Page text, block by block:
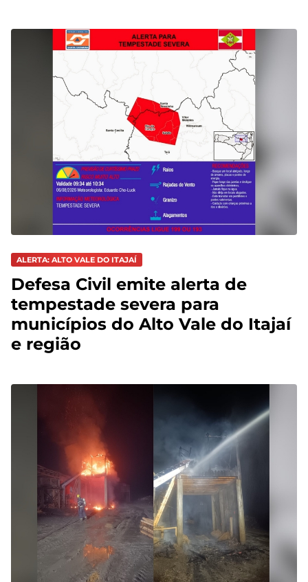
ALERTA: ALTO VALE DO ITAJAÍ
Defesa Civil emite alerta de
tempestade severa para
municípios do Alto Vale do Itajaí
e região